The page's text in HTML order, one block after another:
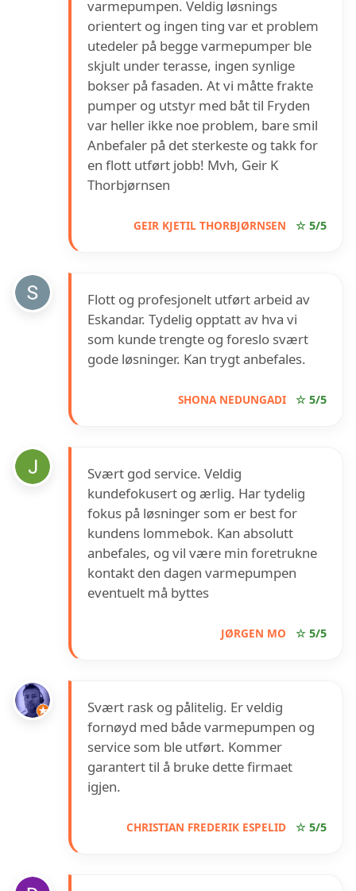
varmepumpen. Veldig løsnings
orientert og ingen ting var et problem
utedeler på begge varmepumper ble
skjult under terasse, ingen synlige
bokser på fasaden. At vi måtte frakte
pumper og utstyr med båt til Fryden
var heller ikke noe problem, bare smil
Anbefaler på det sterkeste og takk for
en flott utført jobb! Mvh, Geir K
Thorbjørnsen
GEIR KJETIL THORBJØRNSEN ☆ 5/5
Flott og profesjonelt utført arbeid av
Eskandar. Tydelig opptatt av hva vi
som kunde trengte og foreslo svært
gode løsninger. Kan trygt anbefales.
SHONA NEDUNGADI ☆ 5/5
Svært god service. Veldig
kundefokusert og ærlig. Har tydelig
fokus på løsninger som er best for
kundens lommebok. Kan absolutt
anbefales, og vil være min foretrukne
kontakt den dagen varmepumpen
eventuelt må byttes
JØRGEN MO ☆ 5/5
Svært rask og pålitelig. Er veldig
fornøyd med både varmepumpen og
service som ble utført. Kommer
garantert til å bruke dette firmaet
igjen.
CHRISTIAN FREDERIK ESPELID ☆ 5/5